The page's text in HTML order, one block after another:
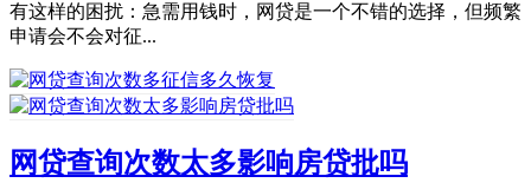
有这样的困扰：急需用钱时，网贷是一个不错的选择，但频繁
申请会不会对征...
网贷查询次数太多影响房贷批吗